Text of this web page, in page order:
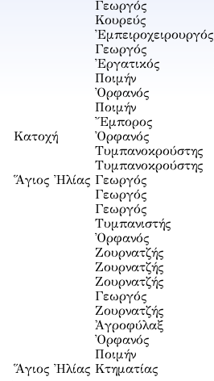
Γεωργός
Κουρεύς
Ἐμπειροχειρουργός
Γεωργός
Ἐργατικός
Ποιμήν
Ὀρφανός
Ποιμήν
Ἔμπορος
Κατοχή Ὀρφανός
Τυμπανοκρούστης
Τυμπανοκρούστης
Ἅγιος Ἠλίας Γεωργός
Γεωργός
Γεωργός
Τυμπανιστής
Ὀρφανός
Ζουρνατζής
Ζουρνατζής
Ζουρνατζής
Γεωργός
Ζουρνατζής
Ἀγροφύλαξ
Ὀρφανός
Ποιμήν
Ἅγιος Ἠλίας Κτηματίας